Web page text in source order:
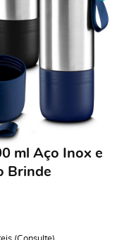
ml Aço Inox e
Brinde